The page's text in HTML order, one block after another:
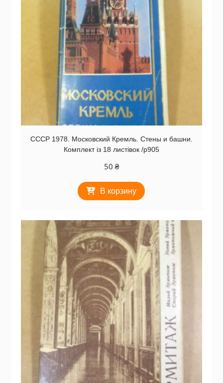
СССР 1978. Московский Кремль. Стены и башни.
Комплект із 18 листівок /р905
50 ₴
В корзину